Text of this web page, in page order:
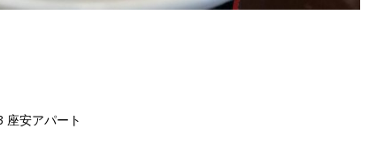
座安アパート